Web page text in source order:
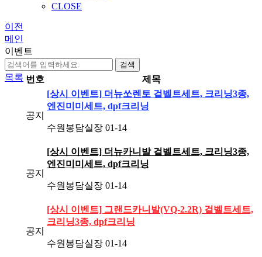
CLOSE
이전
메인
이벤트
검색
목록 번호 제목
공지
[상시 이벤트] 더뉴쏘렌토 겉벨트세트, 크리닝3종,
엔진미미세트, dpf크리닝
수원봉담실장 01-14
공지
[상시 이벤트] 더뉴카니발 겉벨트세트, 크리닝3종,
엔진미미세트, dpf크리닝
수원봉담실장 01-14
공지
[상시 이벤트] 그랜드카니발(VQ-2.2R) 겉벨트세트,
크리닝3종, dpf크리닝
수원봉담실장 01-14